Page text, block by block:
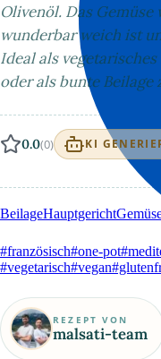
Olivenöl. Das
wunderbar weich ist
Ideal als
oder als bunte Beilage
0.0(0) KI
BeilageHauptgericht
#französisch#one-pot
#vegetarisch#vegan
REZEPT VON
malsati-team